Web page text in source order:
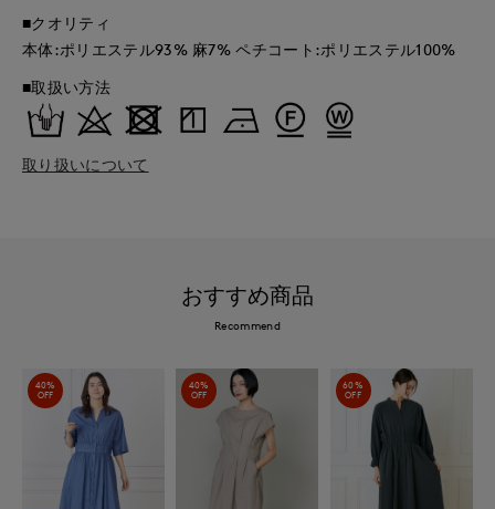
■クオリティ
本体:ポリエステル93% 麻7% ペチコート:ポリエステル100%
■取扱い方法
取り扱いについて
おすすめ商品
Recommend
40%
OFF
40%
OFF
60%
OFF